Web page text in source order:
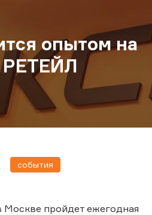
опытом на
события
Москве пройдет ежегодная